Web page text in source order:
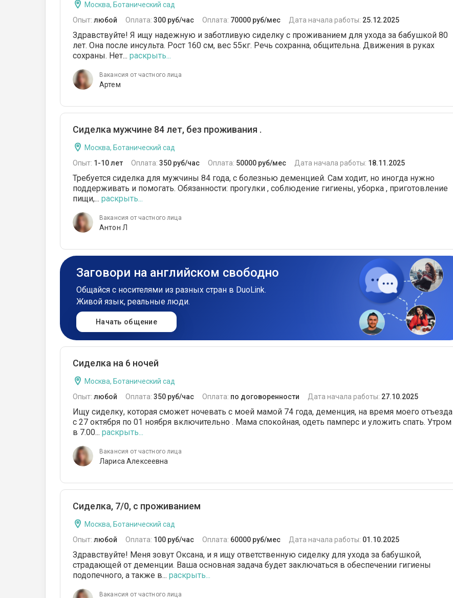
Москва, Ботанический сад
Опыт: любой Оплата: 300 руб/час Оплата: 70000 руб/мес Дата начала работы: 25.12.2025
Здравствуйте! Я ищу надежную и заботливую сиделку с проживанием для ухода за бабушкой 80
лет. Она после инсульта. Рост 160 см, вес 55кг. Речь сохранна, общительна. Движения в руках
сохраны. Нет... раскрыть...
Вакансия от частного лица
Артем
Сиделка мужчине 84 лет, без проживания .
Москва, Ботанический сад
Опыт: 1-10 лет Оплата: 350 руб/час Оплата: 50000 руб/мес Дата начала работы: 18.11.2025
Требуется сиделка для мужчины 84 года, с болезнью деменцией. Сам ходит, но иногда нужно
поддерживать и помогать. Обязанности: прогулки , соблюдение гигиены, уборка , приготовление
пищи,... раскрыть...
Вакансия от частного лица
Антон Л
Заговори на английском свободно
Общайся с носителями из разных стран в DuoLink.
Живой язык, реальные люди.
Начать общение
Сиделка на 6 ночей
Москва, Ботанический сад
Опыт: любой Оплата: 350 руб/час Оплата: по договоренности Дата начала работы: 27.10.2025
Ищу сиделку, которая сможет ночевать с моей мамой 74 года, деменция, на время моего отъезда
с 27 октября по 01 ноября включительно . Мама спокойная, одеть памперс и уложить спать. Утром
в 7.00... раскрыть...
Вакансия от частного лица
Лариса Алексеевна
Сиделка, 7/0, с проживанием
Москва, Ботанический сад
Опыт: любой Оплата: 100 руб/час Оплата: 60000 руб/мес Дата начала работы: 01.10.2025
Здравствуйте! Меня зовут Оксана, и я ищу ответственную сиделку для ухода за бабушкой,
страдающей от деменции. Ваша основная задача будет заключаться в обеспечении гигиены
подопечного, а также в... раскрыть...
Вакансия от частного лица